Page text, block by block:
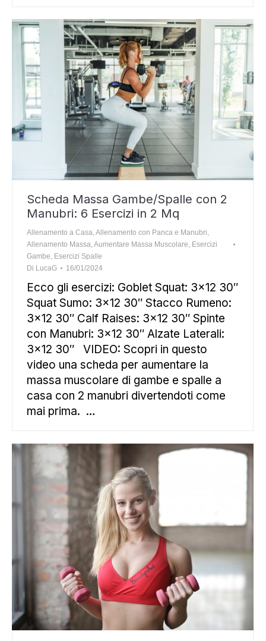
Scheda Massa Gambe/Spalle con 2
Manubri: 6 Esercizi in 2 Mq
Allenamento a Casa,Allenamento con Panca e Manubri,
Allenamento Massa,Aumentare Massa Muscolare, Esercizi
Gambe, Esercizi Spalle
Di LucaG 16/01/2024
Ecco gli esercizi: Goblet Squat: 3×12 30″
Squat Sumo: 3×12 30″ Stacco Rumeno:
3×12 30″ Calf Raises: 3×12 30″ Spinte
con Manubri: 3×12 30″ Alzate Laterali:
3×12 30″ VIDEO: Scopri in questo
video una scheda per aumentare la
massa muscolare di gambe e spalle a
casa con 2 manubri divertendoti come
mai prima. …